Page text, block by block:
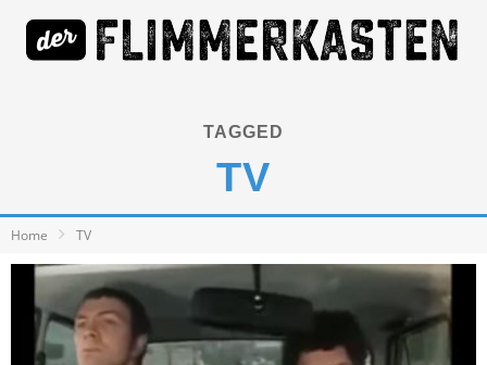
TAGGED
TV
Home TV